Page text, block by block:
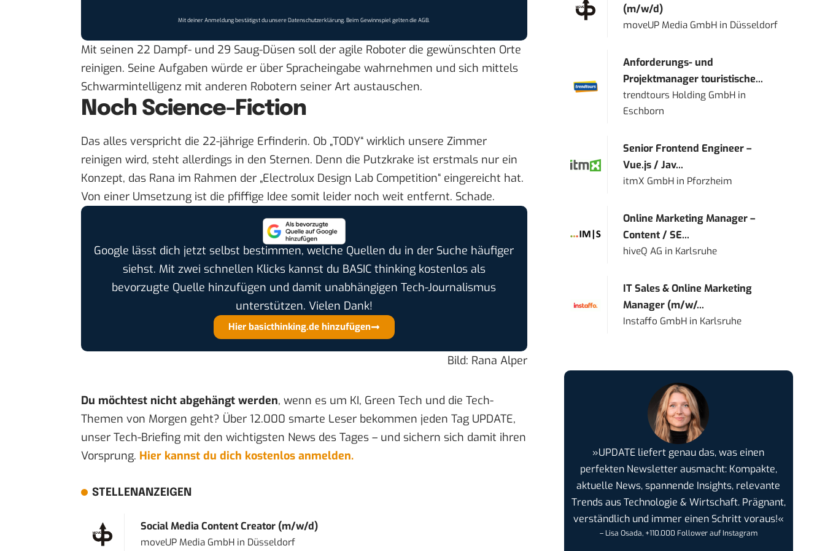
Mit deiner Anmeldung bestätigst du unsereDatenschutzerklärung. Beim Gewinnspiel gelten dieAGB.
Mit seinen 22 Dampf- und 29 Saug-Düsen soll der agile Roboter die gewünschten Orte
reinigen. Seine Aufgaben würde er über Spracheingabe wahrnehmen und sich mittels
Schwarmintelligenz mit anderen Robotern seiner Art austauschen.
Noch Science-Fiction
Das alles verspricht die 22-jährige Erfinderin. Ob „TODY“ wirklich unsere Zimmer
reinigen wird, steht allerdings in den Sternen. Denn die Putzkrake ist erstmals nur ein
Konzept, das Rana im Rahmen der „Electrolux Design Lab Competition“ eingereicht hat.
Von einer Umsetzung ist die pfiffige Idee somit leider noch weit entfernt. Schade.
Google lässt dich jetzt selbst bestimmen, welche Quellen du in der Suche häufiger
siehst. Mit zwei schnellen Klicks kannst du BASIC thinking kostenlos als
bevorzugte Quelle hinzufügen und damit unabhängigen Tech-Journalismus
unterstützen. Vielen Dank!
Hier basicthinking.de hinzufügen
Bild: Rana Alper
Du möchtest nicht abgehängt werden, wenn es um KI, Green Tech und die Tech-
Themen von Morgen geht? Über 12.000 smarte Leser bekommen jeden Tag UPDATE,
unser Tech-Briefing mit den wichtigsten News des Tages – und sichern sich damit ihren
Vorsprung. Hier kannst du dich kostenlos anmelden.
STELLENANZEIGEN
Social Media Content Creator (m/w/d)
moveUP Media GmbHin Düsseldorf
(m/w/d)
moveUP Media GmbH in Düsseldorf
Anforderungs- und
Projektmanager touristische...
trendtours Holding GmbH in
Eschborn
Senior Frontend Engineer –
Vue.js / Jav...
itmX GmbH in Pforzheim
Online Marketing Manager –
Content / SE...
hiveQ AG in Karlsruhe
IT Sales & Online Marketing
Manager (m/w/...
Instaffo GmbH in Karlsruhe
»UPDATE liefert genau das, was einen
perfekten Newsletter ausmacht: Kompakte,
aktuelle News, spannende Insights, relevante
Trends aus Technologie & Wirtschaft. Prägnant,
verständlich und immer einen Schritt voraus!«
– Lisa Osada, +110.000 Follower auf Instagram